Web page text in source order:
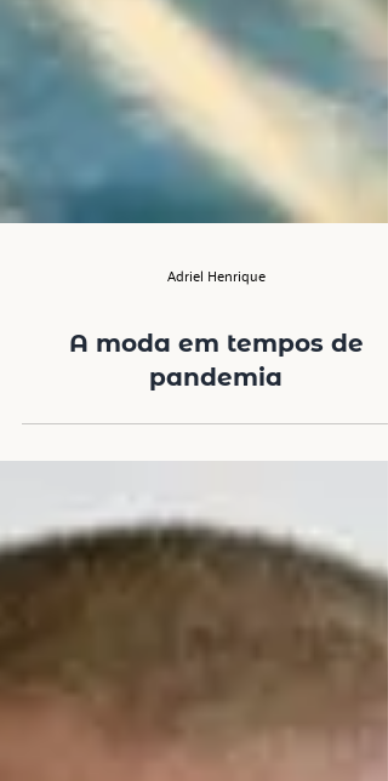
Adriel Henrique
A moda em tempos de
pandemia